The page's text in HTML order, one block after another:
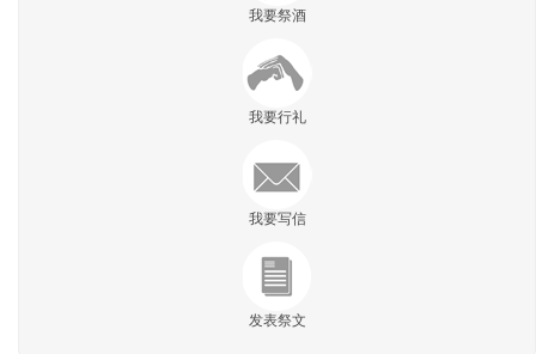
我要祭酒
我要行礼
我要写信
发表祭文